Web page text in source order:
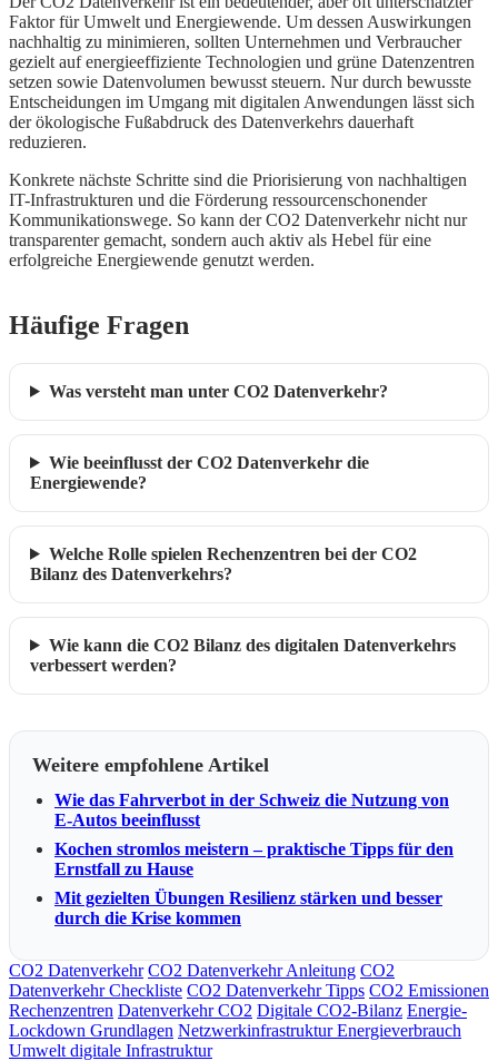
Faktor für Umwelt und Energiewende. Um dessen Auswirkungen
nachhaltig zu minimieren, sollten Unternehmen und Verbraucher
gezielt auf energieeffiziente Technologien und grüne Datenzentren
setzen sowie Datenvolumen bewusst steuern. Nur durch bewusste
Entscheidungen im Umgang mit digitalen Anwendungen lässt sich
der ökologische Fußabdruck des Datenverkehrs dauerhaft
reduzieren.
Konkrete nächste Schritte sind die Priorisierung von nachhaltigen
IT-Infrastrukturen und die Förderung ressourcenschonender
Kommunikationswege. So kann der CO2 Datenverkehr nicht nur
transparenter gemacht, sondern auch aktiv als Hebel für eine
erfolgreiche Energiewende genutzt werden.
Häufige Fragen
Was versteht man unter CO2 Datenverkehr?
Wie beeinflusst der CO2 Datenverkehr die
Energiewende?
Welche Rolle spielen Rechenzentren bei der CO2
Bilanz des Datenverkehrs?
Wie kann die CO2 Bilanz des digitalen Datenverkehrs
verbessert werden?
Weitere empfohlene Artikel
Wie das Fahrverbot in der Schweiz die Nutzung von
E-Autos beeinflusst
Kochen stromlos meistern – praktische Tipps für den
Ernstfall zu Hause
Mit gezielten Übungen Resilienz stärken und besser
durch die Krise kommen
CO2 Datenverkehr CO2 Datenverkehr Anleitung CO2
Datenverkehr Checkliste CO2 Datenverkehr Tipps CO2 Emissionen
Rechenzentren Datenverkehr CO2 Digitale CO2-Bilanz Energie-
Lockdown Grundlagen Netzwerkinfrastruktur Energieverbrauch
Umwelt digitale Infrastruktur